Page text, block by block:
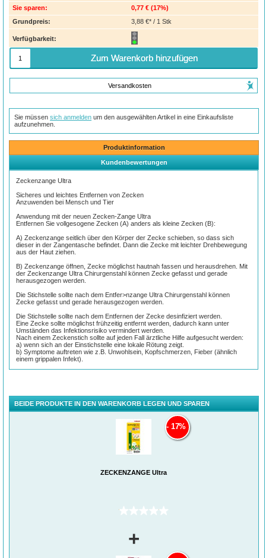
Sie sparen: 0,77 € (17%)
Grundpreis:
3,88 €* / 1 Stk
Verfügbarkeit:
Zum Warenkorb hinzufügen
Versandkosten
Sie müssensich anmelden um den ausgewählten Artikel in eine Einkaufsliste
aufzunehmen.
Produktinformation
Kundenbewertungen
Zeckenzange Ultra
Sicheres und leichtes Entfernen von Zecken
Anzuwenden bei Mensch und Tier
Anwendung mit der neuen Zecken-Zange Ultra
Entfernen Sie vollgesogene Zecken (A) anders als kleine Zecken (B):
A) Zeckenzange seitlich über den Körper der Zecke schieben, so dass sich
dieser in der Zangentasche befindet. Dann die Zecke mit leichter Drehbewegung
aus der Haut ziehen.
B) Zeckenzange öffnen, Zecke möglichst hautnah fassen und herausdrehen. Mit
der Zeckenzange Ultra Chirurgenstahl können Zecke gefasst und gerade
herausgezogen werden.
Die Stichstelle sollte nach dem Entfer>nzange Ultra Chirurgenstahl können
Zecke gefasst und gerade herausgezogen werden.
Die Stichstelle sollte nach dem Entfernen der Zecke desinfiziert werden.
Eine Zecke sollte möglichst frühzeitig entfernt werden, dadurch kann unter
Umständen das Infektionsrisiko vermindert werden.
Nach einem Zeckenstich sollte auf jeden Fall ärztliche Hilfe aufgesucht werden:
a) wenn sich an der Einstichstelle eine lokale Rötung zeigt.
b) Symptome auftreten wie z.B. Unwohlsein, Kopfschmerzen, Fieber (ähnlich
einem grippalen Infekt).
BEIDE PRODUKTE IN DEN WARENKORB LEGEN UND SPAREN
ZECKENZANGE Ultra
(0)
17%
+